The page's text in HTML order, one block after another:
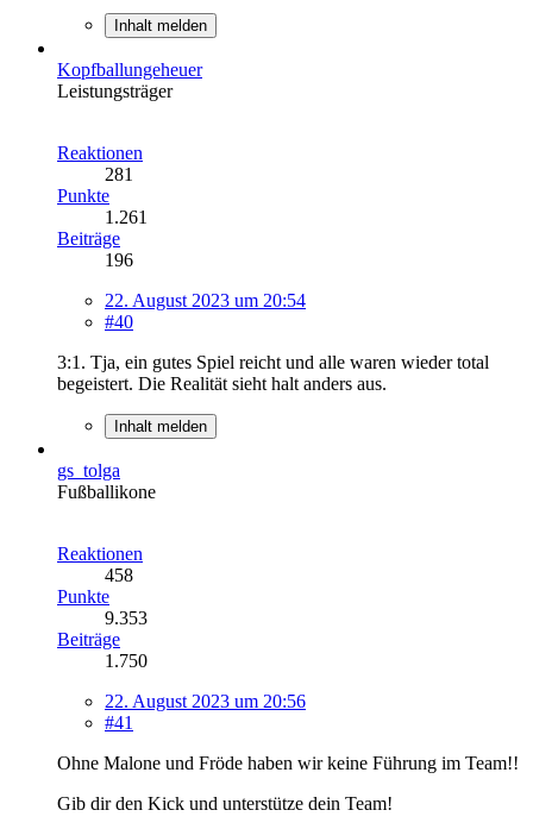
Inhalt melden
Kopfballungeheuer
Leistungsträger
Reaktionen
281
Punkte
1.261
Beiträge
196
22. August 2023 um 20:54
#40
3:1. Tja, ein gutes Spiel reicht und alle waren wieder total
begeistert. Die Realität sieht halt anders aus.
Inhalt melden
gs_tolga
Fußballikone
Reaktionen
458
Punkte
9.353
Beiträge
1.750
22. August 2023 um 20:56
#41
Ohne Malone und Fröde haben wir keine Führung im Team!!
Gib dir den Kick und unterstütze dein Team!